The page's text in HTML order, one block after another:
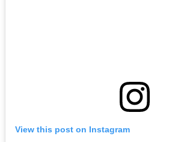
View this post on Instagram